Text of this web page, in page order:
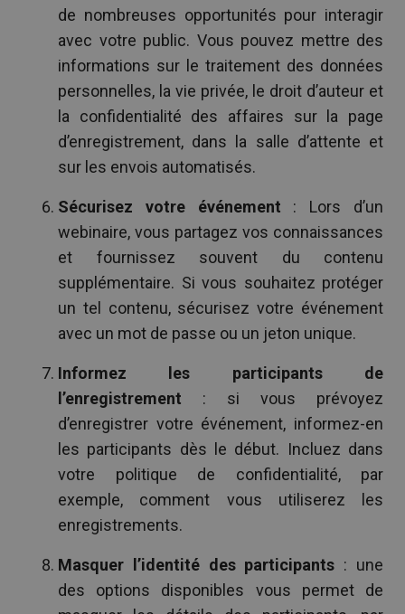
de nombreuses opportunités pour interagir
avec votre public. Vous pouvez mettre des
informations sur le traitement des données
personnelles, la vie privée, le droit d’auteur et
la confidentialité des affaires sur la page
d’enregistrement, dans la salle d’attente et
sur les envois automatisés.
Sécurisez votre événement : Lors d’un
webinaire, vous partagez vos connaissances
et fournissez souvent du contenu
supplémentaire. Si vous souhaitez protéger
un tel contenu, sécurisez votre événement
avec un mot de passe ou un jeton unique.
Informez les participants de
l’enregistrement : si vous prévoyez
d’enregistrer votre événement, informez-en
les participants dès le début. Incluez dans
votre politique de confidentialité, par
exemple, comment vous utiliserez les
enregistrements.
Masquer l’identité des participants : une
des options disponibles vous permet de